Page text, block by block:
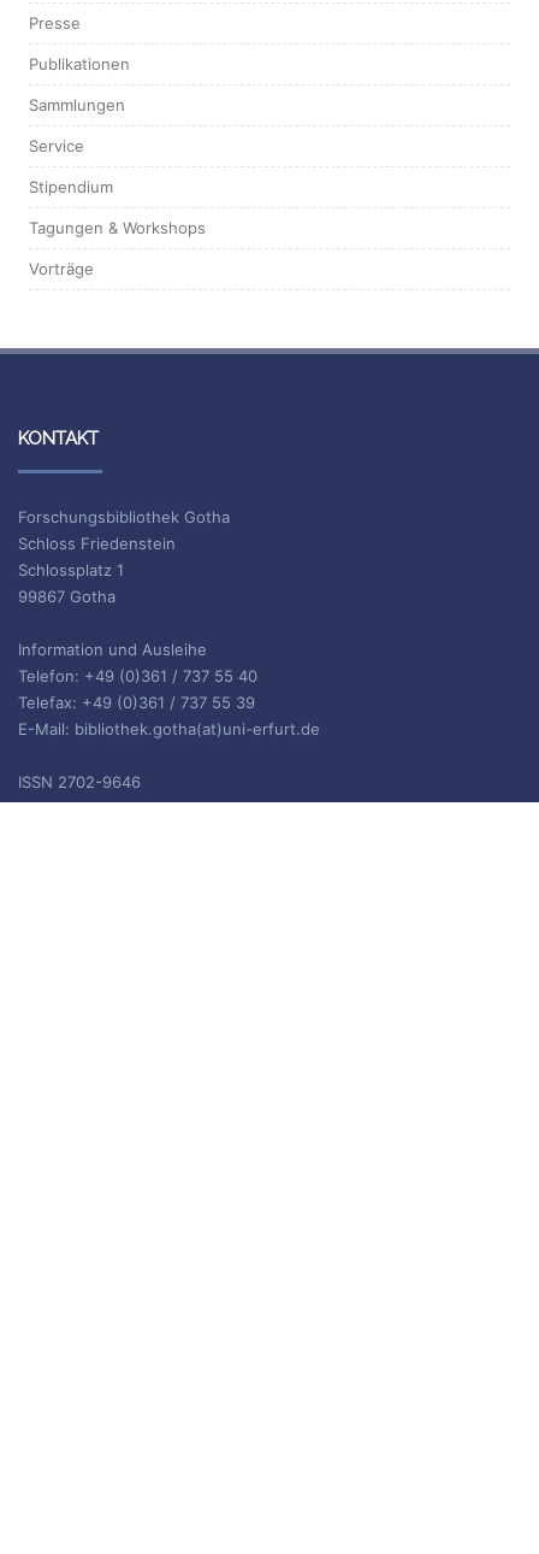
Presse
Publikationen
Sammlungen
Service
Stipendium
Tagungen & Workshops
Vorträge
KONTAKT
Forschungsbibliothek Gotha
Schloss Friedenstein
Schlossplatz 1
99867 Gotha
Information und Ausleihe
Telefon: +49 (0)361 / 737 55 40
Telefax: +49 (0)361 / 737 55 39
E-Mail: bibliothek.gotha(at)uni-erfurt.de
ISSN 2702-9646